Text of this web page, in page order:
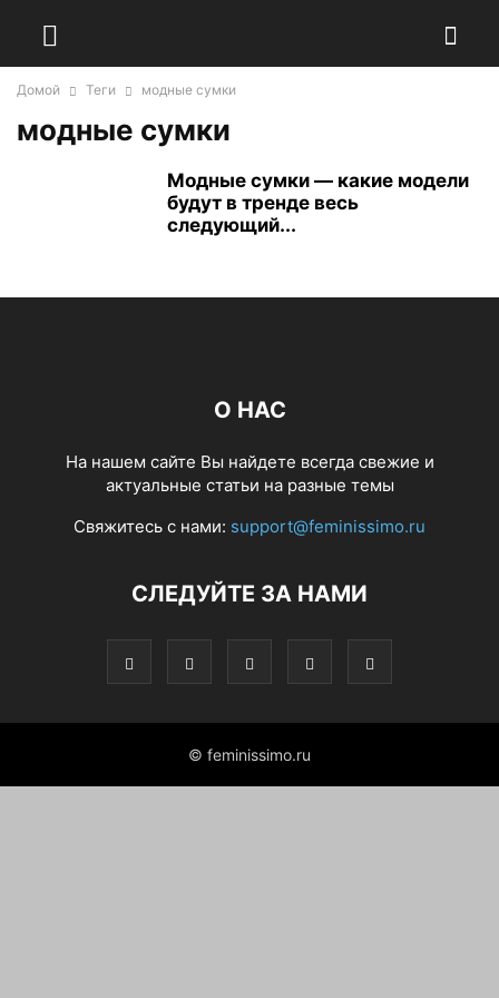
Домой Теги модные сумки
модные сумки
Модные сумки — какие модели
будут в тренде весь
следующий...
О НАС
На нашем сайте Вы найдете всегда свежие и
актуальные статьи на разные темы
Свяжитесь с нами: support@feminissimo.ru
СЛЕДУЙТЕ ЗА НАМИ
© feminissimo.ru